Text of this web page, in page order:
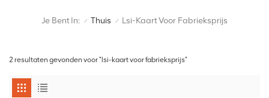
Je Bent In: / Thuis / Lsi-Kaart Voor Fabrieksprijs
2 resultaten gevonden voor "lsi-kaart voor fabrieksprijs"